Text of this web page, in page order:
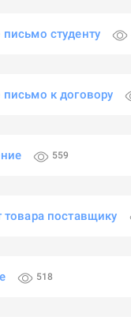
студенту
к договору
559
поставщику
518